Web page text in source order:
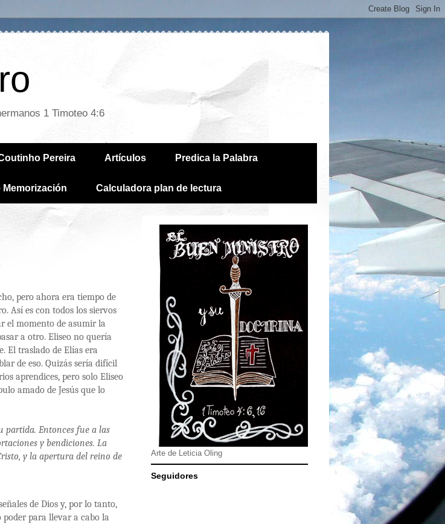
1 Timoteo 4:6
Pereira Artículos Predica la Palabra
Memorización Calculadora plan de lectura
pero ahora era tiempo de
Así es con todos los siervos
el momento de asumir la
a otro. Eliseo no quería
El traslado de Elías era
de eso. Quizás sería difícil
aprendices, pero solo Eliseo
amado de Jesús que lo
partida. Entonces fue a las
y bendiciones. La
y la apertura del reino de
de Dios y, por lo tanto,
poder para llevar a cabo la
Arte de Leticia Oling
Seguidores